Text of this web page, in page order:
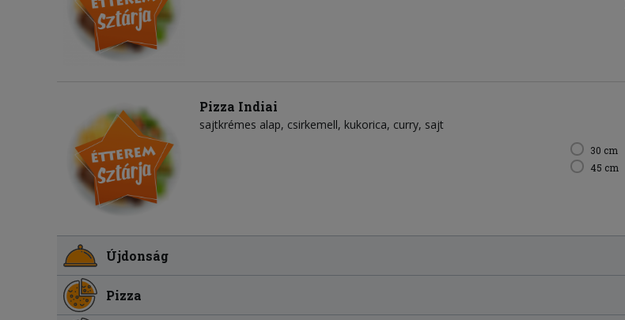
Pizza Indiai
sajtkrémes alap csirkemell kukorica curry sajt
30 cm
45 cm
Újdonság
Pizza